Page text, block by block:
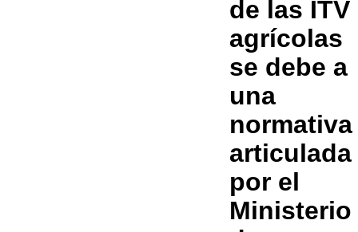
de las ITV
agrícolas
se debe a
una
normativa
articulada
por el
Ministerio